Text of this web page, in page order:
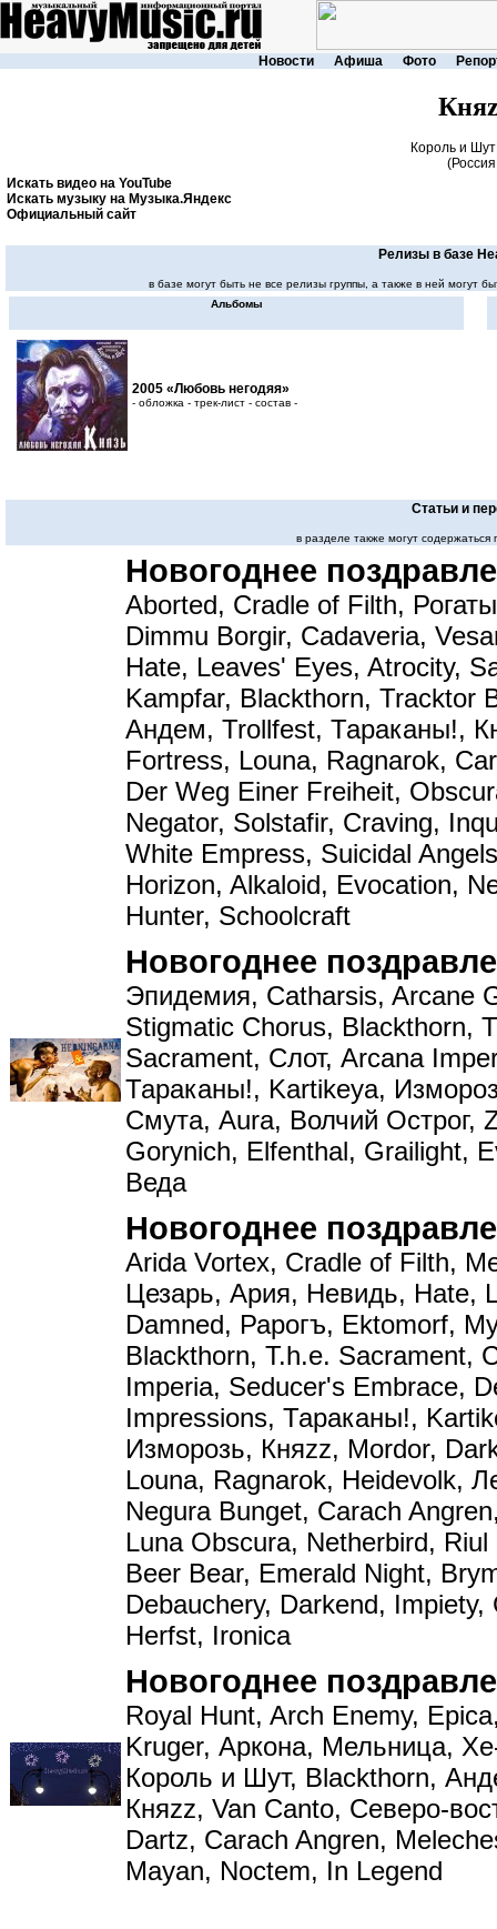
Новости Афиша Фото
Король и
Искать видео на YouTube
Искать музыку на Музыка.Яндекс
Официальный сайт
Релизы в базе
в базе могут быть не все релизы группы, а также в ней
Альбомы
2005 «Любовь негодяя»
- обложка - трек-лист - состав -
Статьи и
в разделе также могут
Новогоднее
Aborted, Cradle of Filth,
Dimmu Borgir, Cadaveria,
Hate, Leaves' Eyes, Atrocity,
Kampfar, Blackthorn, Tracktor
Андем, Trollfest, Тараканы!,
Fortress, Louna, Ragnarok,
Der Weg Einer Freiheit,
Negator, Solstafir, Craving,
White Empress, Suicidal
Horizon, Alkaloid, Evocation,
Hunter, Schoolcraft
Новогоднее
Эпидемия, Catharsis, Arcane
Stigmatic Chorus, Blackthorn,
Sacrament, Слот, Arcana
Тараканы!, Kartikeya,
Смута, Aura, Волчий Острог,
Gorynich, Elfenthal, Grailight,
Веда
Новогоднее
Arida Vortex, Cradle of Filth,
Цезарь, Ария, Невидь, Hate,
Damned, Рарогъ, Ektomorf,
Blackthorn, T.h.e. Sacrament,
Imperia, Seducer's Embrace,
Impressions, Тараканы!,
Изморозь, Княzz, Mordor,
Louna, Ragnarok, Heidevolk,
Negura Bunget, Carach
Luna Obscura, Netherbird, Riul
Beer Bear, Emerald Night,
Debauchery, Darkend, Impiety,
Herfst, Ironica
Новогоднее
Royal Hunt, Arch Enemy,
Kruger, Аркона, Мельница,
Король и Шут, Blackthorn,
Княzz, Van Canto, Северо-
Dartz, Carach Angren,
Mayan, Noctem, In Legend